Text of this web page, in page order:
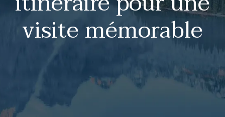
visite mémorable